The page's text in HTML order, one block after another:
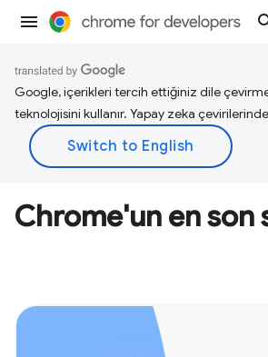
Google, içerikleri tercih ettiğiniz dile
teknolojisini kullanır. Yapay zeka
Chrome'un en son